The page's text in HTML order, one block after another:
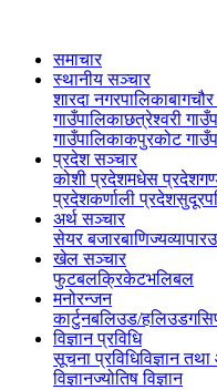
समाचार
स्थानीय सञ्‍चार
शारदा नगरपालिका
गाउँपालिकाछत्रेश्वरी
गाउँपालिकाकपुरकोट
प्रदेश सञ्‍चार
कोशी प्रदेशमधेस प्रदेश
प्रदेशकर्णाली प्रदेश
अर्थ सञ्‍चार
सेयर बजारबाणिज्यव्यापार
खेल सञ्‍चार
फुटबलक्रिकेटभलिबल
मनोरन्जन
कार्टुनबलिउड/हलिउड
विज्ञान प्रविधि
सूचना प्रविधिविज्ञान
विज्ञानज्योतिष विज्ञान